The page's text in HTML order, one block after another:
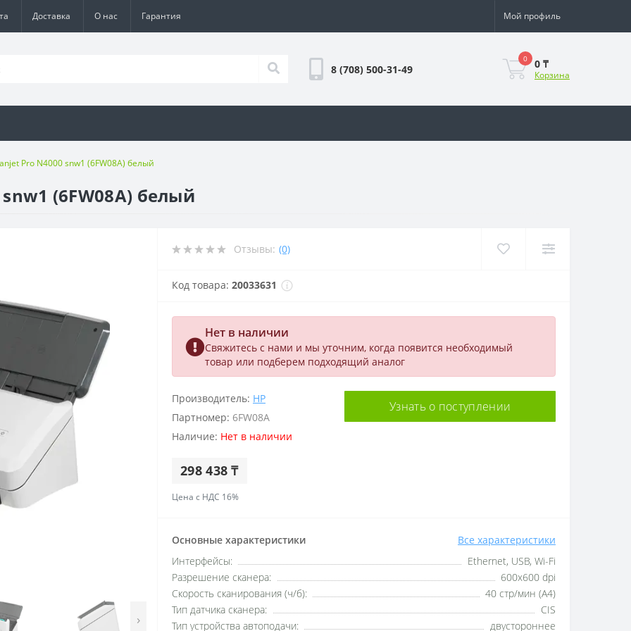
Доставка О нас Гарантия Мой профиль
8 (708) 500-31-49
0 0 ₸
Корзина
Pro N4000 snw1 (6FW08A) белый
(6FW08A) белый
›
Отзывы: (0)
Код товара: 20033631
Нет в наличии
Свяжитесь с нами и мы уточним, когда появится необходимый
товар или подберем подходящий аналог
Производитель: HP
Партномер: 6FW08A
Наличие: Нет в наличии
298 438 ₸
Цена с НДС 16%
Узнать о поступлении
Основные характеристики Все характеристики
Интерфейсы:
Ethernet, USB, Wi-Fi
Разрешение сканера:
600x600 dpi
Скорость сканирования (ч/б):
40 стр/мин (А4)
Тип датчика сканера:
CIS
Тип устройства автоподачи:
двустороннее